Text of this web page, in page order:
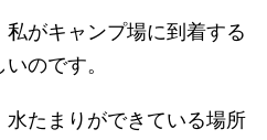
がキャンプ場に到着する
のです。
たまりができている場所